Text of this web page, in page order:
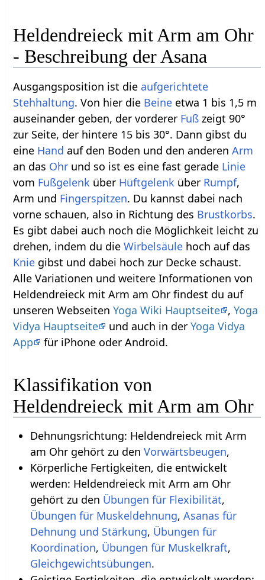
Heldendreieck mit Arm am Ohr
- Beschreibung der Asana
Ausgangsposition ist die aufgerichtete
Stehhaltung. Von hier die Beine etwa 1 bis 1,5 m
auseinander geben, der vorderer Fuß zeigt 90°
zur Seite, der hintere 15 bis 30°. Dann gibst du
eine Hand auf den Boden und den anderenArm
an das Ohr und so ist es eine fast gerade Linie
vom Fußgelenk über Hüftgelenk über Rumpf,
Arm und Fingerspitzen. Du kannst dabei nach
vorne schauen, also in Richtung des Brustkorbs.
Es gibt dabei auch noch die Möglichkeit leicht zu
drehen, indem du dieWirbelsäule hoch auf das
Knie gibst und dabei hoch zur Decke schaust.
Alle Variationen und weitere Informationen von
Heldendreieck mit Arm am Ohr findest du auf
unseren WebseitenYoga Wiki Hauptseite ,Yoga
Vidya Hauptseite
und auch in derYoga Vidya
App
für iPhone oder Android.
Klassifikation von
Heldendreieck mit Arm am Ohr
Dehnungsrichtung: Heldendreieck mit Arm
am Ohr gehört zu den Vorwärtsbeugen,
Körperliche Fertigkeiten, die entwickelt
werden: Heldendreieck mit Arm am Ohr
gehört zu den Übungen für Flexibilität,
Übungen für Muskeldehnung, Asanas für
Dehnung und Stärkung, Übungen für
Koordination, Übungen für Muskelkraft,
.